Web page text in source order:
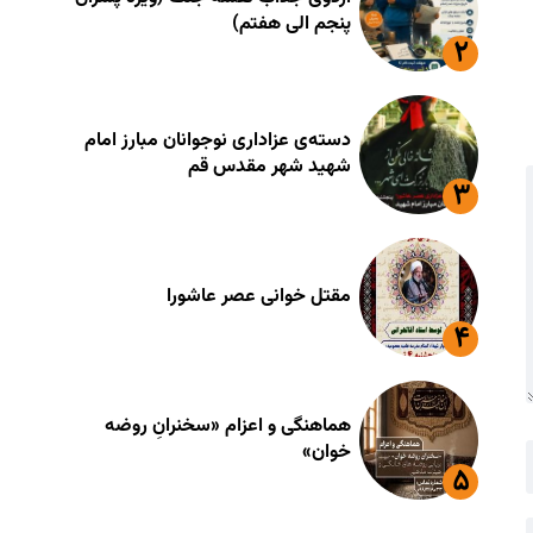
پنجم الی هفتم)
دسته‌ی عزاداری نوجوانان مبارز امام
شهید شهر مقدس قم
مقتل خوانی عصر عاشورا
هماهنگی و اعزام «سخنرانِ روضه
خوان»